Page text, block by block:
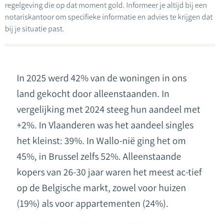
regelgeving die op dat moment gold. Informeer je altijd bij een
notariskantoor om specifieke informatie en advies te krijgen dat
bij je situatie past.
In 2025 werd 42% van de woningen in ons
land gekocht door alleenstaanden. In
vergelijking met 2024 steeg hun aandeel met
+2%. In Vlaanderen was het aandeel singles
het kleinst: 39%. In Wallo-nië ging het om
45%, in Brussel zelfs 52%. Alleenstaande
kopers van 26-30 jaar waren het meest ac-tief
op de Belgische markt, zowel voor huizen
(19%) als voor appartementen (24%).